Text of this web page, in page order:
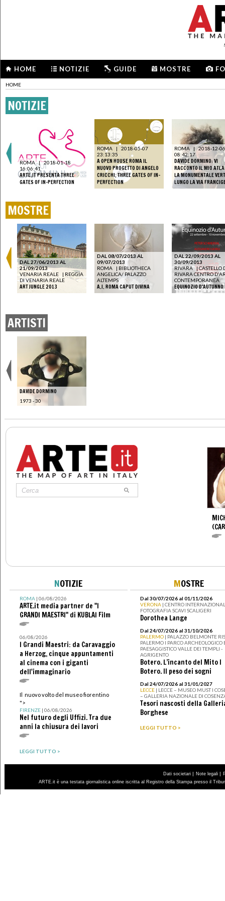
HOME NOTIZIE GUIDE MOSTRE
HOME
NOTIZIE
ROMA | 2018-01-18
16:06:41
ARTE.IT PRESENTA THREE
GATES OF IN-PERFECTION
ROMA |
2018-05-07
23:13:35
A OPEN HOUSE ROMA IL
NUOVO PROGETTO DI ANGELO
CRICCHI, THREE GATES OF IN-
PERFECTION
ROMA | 2018-12-06
08:42:17
DAVIDE DORMINO: VI
RACCONTO IL MIO
LA MONUMENTALE
LUNGO LA VIA
MOSTRE
DAL 27/06/2013 AL
21/09/2013
VENARIA REALE
| REGGIA
DI VENARIA REALE
ART JUNGLE 2013
DAL 08/07/2013 AL
09/07/2013
ROMA
| BIBLIOTHECA
ANGELICA/ PALAZZO
ALTEMPS
A.I. ROMA CAPUT DIVINA
DAL 22/09/2013 AL
30/09/2013
RIVARA |CASTELLO
RIVARA CENTRO
CONTEMPORANEA
EQUINOZIO D'AUTUNNO
ARTISTI
DAVIDE DORMINO
1973 - 30
NOTIZIE
ROMA| 06/08/2026
ARTE.it media partner de "I
GRANDI MAESTRI" di KUBLAI Film
06/08/2026
I Grandi Maestri: da Caravaggio
a Herzog, cinque appuntamenti
al cinema con i giganti
dell'immaginario
Il nuovo volto del museo fiorentino
">
FIRENZE| 06/08/2026
Nel futuro degli Uffizi. Tra due
anni la chiusura dei lavori
LEGGI TUTTO >
MOSTRE
Dal 30/07/2026 al 01/11/2026
VERONA | CENTRO
FOTOGRAFIA SCAVI SCALIGERI
Dorothea Lange
Dal 24/07/2026 al 31/10/2026
PALERMO | PALAZZO BELMONTE
PALERMO I PARCO ARCHEOLOGICO
PAESAGGISTICO VALLE DEI TEMPLI -
AGRIGENTO
Botero. L’incanto del Mito I
Botero. Il peso dei sogni
Dal 24/07/2026 al 31/01/2027
LECCE | LECCE – MUSEO MUST I
– GALLERIA NAZIONALE DI
Tesori nascosti della
Borghese
LEGGI TUTTO >
Dati societari | Note legali |
ARTE.it è una testata giornalistica online iscritta al Registro della Stampa presso il